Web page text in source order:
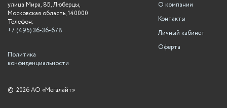
О компании
Контакты
Личный кабинет
Оферта
улица Мира, 8Б, Люберцы,
Московская область, 140000
Телефон:
+7 (495) 36-36-678
Политика
конфиденциальности
© 2026 АО «Мегалайт»